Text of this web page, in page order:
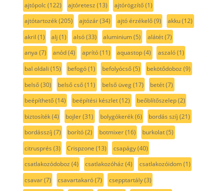
ajtópolc(122) ajtóretesz (13) ajtórögzítő(1)
ajtótartozék(205) ajtózár(34) ajtó érzékelő(9) akku(12)
akril (1) alj (1) alsó(33) aluminium(5) alátét(7)
anya (7) anód(4) aprító(11) aquastop(4) aszaló(1)
bal oldali (15) befogó(1) befolyócső(5) bekötődoboz (9)
belső(30) belső cső(11) belső üveg(17) betét(7)
beépíthető(14) beépítési készlet(12) beőblítőszelep(2)
biztosíték(4) bojler(31) bolygókerék(6) bordás szíj (21)
bordásszíj (7) borító(2) botmixer(16) burkolat(5)
citrusprés (3) Crispzone (13) csapágy(40)
csatlakozódoboz (4) csatlakozóház (4) csatlakozóidom(1)
csavar(7) csavartakaró(7) csepptartály(3)